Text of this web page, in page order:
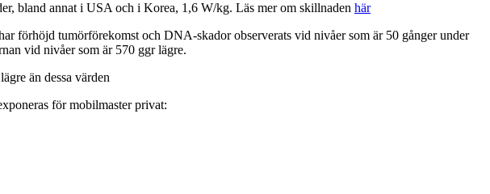
bland annat i USA och i Korea, 1,6 W/kg. Läs mer om skillnaden här
förhöjd tumörförekomst och DNA-skador observerats vid nivåer som är 50 gånger under
vid nivåer som är 570 ggr lägre.
än dessa värden
för mobilmaster privat: